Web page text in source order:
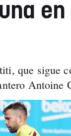
en
que sigue
Antoine